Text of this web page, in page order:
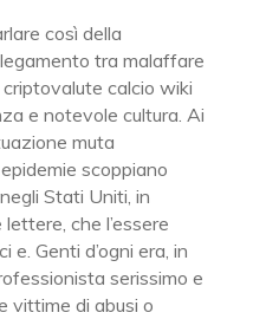
così della
tra malaffare
calcio wiki
e notevole cultura. Ai
muta
scoppiano
Stati Uniti, in
che l’essere
Genti d’ogni era, in
serissimo e
vittime di abusi o